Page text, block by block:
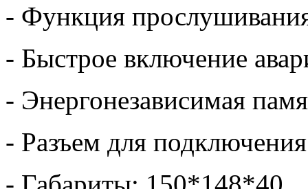
- Функция
- Быстрое включение
- Энергонезависимая
- Разъем для